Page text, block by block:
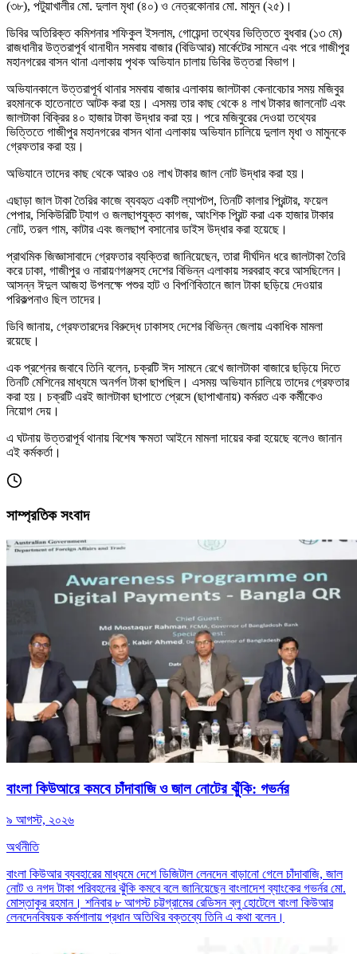
(৩৮), পটুয়াখালীর মো. দুলাল মৃধা (৪০) ও নেত্রকোনার মো. মামুন (২৫)।
ডিবির অতিরিক্ত কমিশনার শফিকুল ইসলাম, গোয়েন্দা তথ্যের ভিত্তিতে বুধবার (১৩ মে)
রাজধানীর উত্তরাপূর্ব থানাধীন সমবায় বাজার (বিডিআর) মার্কেটের সামনে এবং পরে গাজীপুর
মহানগরের বাসন থানা এলাকায় পৃথক অভিযান চালায় ডিবির উত্তরা বিভাগ।
অভিযানকালে উত্তরাপূর্ব থানার সমবায় বাজার এলাকায় জালটাকা কেনাবেচার সময় মজিবুর
রহমানকে হাতেনাতে আটক করা হয়। এসময় তার কাছ থেকে ৪ লাখ টাকার জালনোট এবং
জালটাকা বিক্রির ৪০ হাজার টাকা উদ্ধার করা হয়। পরে মজিবুরের দেওয়া তথ্যের
ভিত্তিতে গাজীপুর মহানগরের বাসন থানা এলাকায় অভিযান চালিয়ে দুলাল মৃধা ও মামুনকে
গ্রেফতার করা হয়।
অভিযানে তাদের কাছ থেকে আরও ৩৪ লাখ টাকার জাল নোট উদ্ধার করা হয়।
এছাড়া জাল টাকা তৈরির কাজে ব্যবহৃত একটি ল্যাপটপ, তিনটি কালার প্রিন্টার, ফয়েল
পেপার, সিকিউরিটি ট্যাগ ও জলছাপযুক্ত কাগজ, আংশিক প্রিন্ট করা এক হাজার টাকার
নোট, তরল গাম, কাটার এবং জলছাপ বসানোর ডাইস উদ্ধার করা হয়েছে।
প্রাথমিক জিজ্ঞাসাবাদে গ্রেফতার ব্যক্তিরা জানিয়েছেন, তারা দীর্ঘদিন ধরে জালটাকা তৈরি
করে ঢাকা, গাজীপুর ও নারায়ণগঞ্জসহ দেশের বিভিন্ন এলাকায় সরবরাহ করে আসছিলেন।
আসন্ন ঈদুল আজহা উপলক্ষে পশুর হাট ও বিপণিবিতানে জাল টাকা ছড়িয়ে দেওয়ার
পরিকল্পনাও ছিল তাদের।
ডিবি জানায়, গ্রেফতারদের বিরুদ্ধে ঢাকাসহ দেশের বিভিন্ন জেলায় একাধিক মামলা
রয়েছে।
এক প্রশ্নের জবাবে তিনি বলেন, চক্রটি ঈদ সামনে রেখে জালটাকা বাজারে ছড়িয়ে দিতে
তিনটি মেশিনের মাধ্যমে অনর্গল টাকা ছাপছিল। এসময় অভিযান চালিয়ে তাদের গ্রেফতার
করা হয়। চক্রটি এরই জালটাকা ছাপাতে প্রেসে (ছাপাখানায়) কর্মরত এক কর্মীকেও
নিয়োগ দেয়।
এ ঘটনায় উত্তরাপূর্ব থানায় বিশেষ ক্ষমতা আইনে মামলা দায়ের করা হয়েছে বলেও জানান
এই কর্মকর্তা।
সাম্প্রতিক সংবাদ
বাংলা কিউআরে কমবে চাঁদাবাজি ও জাল নোটের ঝুঁকি: গভর্নর
৯ আগস্ট, ২০২৬
অর্থনীতি
বাংলা কিউআর ব্যবহারের মাধ্যমে দেশে ডিজিটাল লেনদেন বাড়ানো গেলে চাঁদাবাজি, জাল
নোট ও নগদ টাকা পরিবহনের ঝুঁকি কমবে বলে জানিয়েছেন বাংলাদেশ ব্যাংকের গভর্নর মো.
মোস্তাকুর রহমান। শনিবার ৮ আগস্ট চট্টগ্রামের রেডিসন ব্লু হোটেলে বাংলা কিউআর
লেনদেনবিষয়ক কর্মশালায় প্রধান অতিথির বক্তব্যে তিনি এ কথা বলেন।